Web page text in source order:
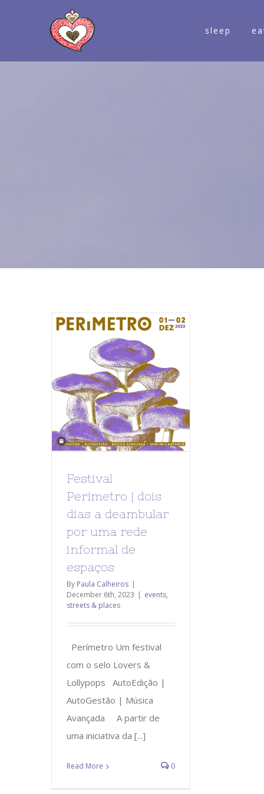
sleep
Festival
Perímetro | dois
dias a deambular
por uma rede
informal de
espaços
By Paula Calheiros |
December 6th, 2023 | events,
streets & places
Perímetro Um festival
com o selo Lovers &
Lollypops AutoEdição |
AutoGestão | Música
Avançada A partir de
uma iniciativa da [...]
Read More 0